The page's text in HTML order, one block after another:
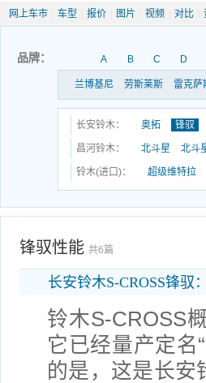
网上车市 车型 报价 图片 视频 对比
品牌： A B C D
兰博基尼 劳斯莱斯 雷克萨
长安铃木： 奥拓 锋驭
昌河铃木： 北斗星 北斗
铃木(进口)： 超级维特拉
锋驭性能 共6篇
长安铃木S-CROSS锋驭
铃木S-CROSS
它已经量产定名
的是，这是长安